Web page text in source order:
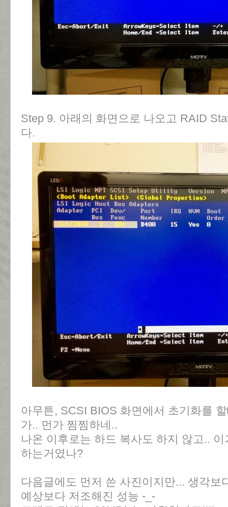
Step 9. 아래의 화면으로 나오고 RAID
다.
아무튼, SCSI BIOS 화면에서 초기화를
가.. 먼가 찜찜하네..
나온 이후로는 하드 복사도 하지 않고..
하는거였나?
다음글에도 먼저 쓴 사진이지만... 생각보
예상보다 저조해진 성능 -_-